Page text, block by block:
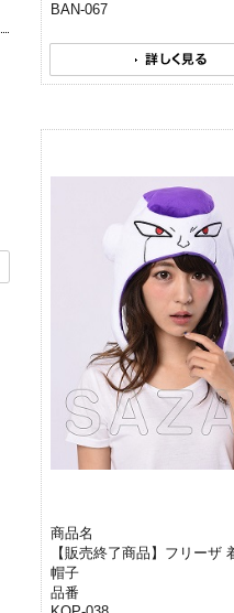
BAN-067
商品名
【販売終了商品】フリーザ
帽子
品番